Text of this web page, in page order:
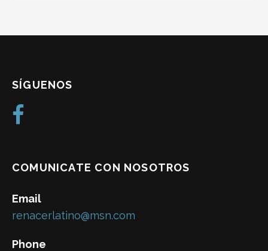
SÍGUENOS
COMUNICATE CON NOSOTROS
Email
renacerlatino@msn.com
Phone